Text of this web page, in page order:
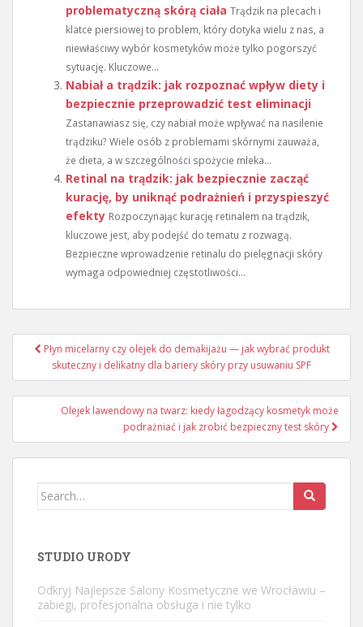
problematyczną skórą ciała Trądzik na plecach i
klatce piersiowej to problem, który dotyka wielu z nas, a
niewłaściwy wybór kosmetyków może tylko pogorszyć
sytuację. Kluczowe...
Nabiał a trądzik: jak rozpoznać wpływ diety i
bezpiecznie przeprowadzić test eliminacji
Zastanawiasz się, czy nabiał może wpływać na nasilenie
trądziku? Wiele osób z problemami skórnymi zauważa,
że dieta, a w szczególności spożycie mleka...
Retinal na trądzik: jak bezpiecznie zacząć
kurację, by uniknąć podrażnień i przyspieszyć
efekty Rozpoczynając kurację retinalem na trądzik,
kluczowe jest, aby podejść do tematu z rozwagą.
Bezpieczne wprowadzenie retinalu do pielęgnacji skóry
wymaga odpowiedniej częstotliwości...
Nawigacja
wpisu
Płyn micelarny czy olejek do demakijażu — jak wybrać produkt
skuteczny i delikatny dla bariery skóry przy usuwaniu SPF
Olejek lawendowy na twarz: kiedy łagodzący kosmetyk może
podrażniać i jak zrobić bezpieczny test skóry
Search
STUDIO URODY
Odkryj Najlepsze Salony Kosmetyczne we Wrocławiu –
zabiegi, profesjonalna obsługa i nie tylko